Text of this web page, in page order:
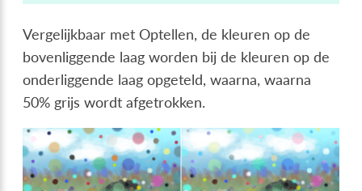
Vergelijkbaar met Optellen, de kleuren op de
bovenliggende laag worden bij de kleuren op de
onderliggende laag opgeteld, waarna, waarna
50% grijs wordt afgetrokken.